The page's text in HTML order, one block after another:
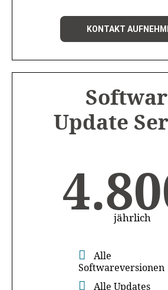
KONTAKT
Update
jährlich
Alle
Softwareversionen
Alle Updates